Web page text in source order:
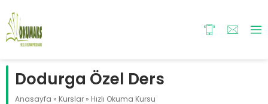
Dodurga Özel Ders
Anasayfa » Kurslar » Hızlı Okuma Kursu